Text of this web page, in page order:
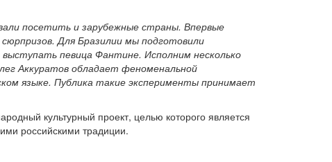
посетить и зарубежные страны. Впервые
Для Бразилии мы подготовили
певица Фантине. Исполним несколько
Аккуратов обладает феноменальной
языке. Публика такие эксперименты принимает
культурный проект, целью которого является
российскими традиции.